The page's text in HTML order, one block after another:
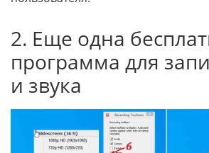
2. Еще одна
программа для
и звука